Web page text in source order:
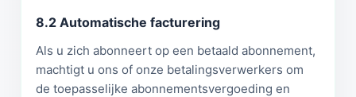
8.2 Automatische facturering
Als u zich abonneert op een betaald abonnement,
machtigt u ons of onze betalingsverwerkers om
de toepasselijke abonnementsvergoeding en